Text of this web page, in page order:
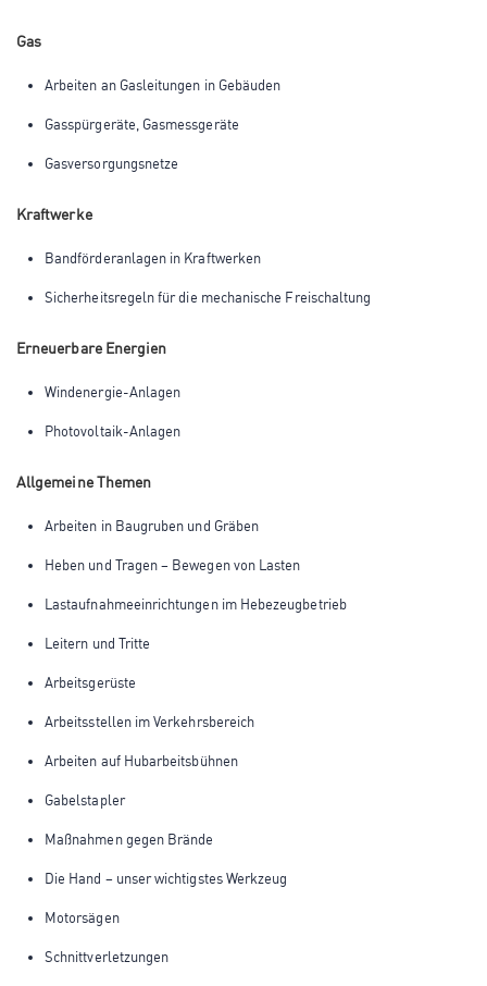
Gas
Arbeiten an Gasleitungen in Gebäuden
Gasspürgeräte, Gasmessgeräte
Gasversorgungsnetze
Kraftwerke
Bandförderanlagen in Kraftwerken
Sicherheitsregeln für die mechanische Freischaltung
Erneuerbare Energien
Windenergie-Anlagen
Photovoltaik-Anlagen
Allgemeine Themen
Arbeiten in Baugruben und Gräben
Heben und Tragen – Bewegen von Lasten
Lastaufnahmeeinrichtungen im Hebezeugbetrieb
Leitern und Tritte
Arbeitsgerüste
Arbeitsstellen im Verkehrsbereich
Arbeiten auf Hubarbeitsbühnen
Gabelstapler
Maßnahmen gegen Brände
Die Hand – unser wichtigstes Werkzeug
Motorsägen
Schnittverletzungen